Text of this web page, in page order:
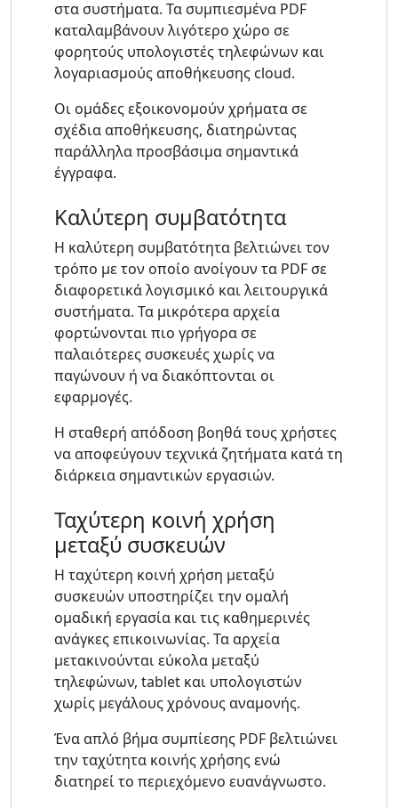
στα συστήματα. Τα συμπιεσμένα PDF
καταλαμβάνουν λιγότερο χώρο σε
φορητούς υπολογιστές τηλεφώνων και
λογαριασμούς αποθήκευσης cloud.
Οι ομάδες εξοικονομούν χρήματα σε
σχέδια αποθήκευσης, διατηρώντας
παράλληλα προσβάσιμα σημαντικά
έγγραφα.
Καλύτερη συμβατότητα
Η καλύτερη συμβατότητα βελτιώνει τον
τρόπο με τον οποίο ανοίγουν τα PDF σε
διαφορετικά λογισμικό και λειτουργικά
συστήματα. Τα μικρότερα αρχεία
φορτώνονται πιο γρήγορα σε
παλαιότερες συσκευές χωρίς να
παγώνουν ή να διακόπτονται οι
εφαρμογές.
Η σταθερή απόδοση βοηθά τους χρήστες
να αποφεύγουν τεχνικά ζητήματα κατά τη
διάρκεια σημαντικών εργασιών.
Ταχύτερη κοινή χρήση
μεταξύ συσκευών
Η ταχύτερη κοινή χρήση μεταξύ
συσκευών υποστηρίζει την ομαλή
ομαδική εργασία και τις καθημερινές
ανάγκες επικοινωνίας. Τα αρχεία
μετακινούνται εύκολα μεταξύ
τηλεφώνων, tablet και υπολογιστών
χωρίς μεγάλους χρόνους αναμονής.
Ένα απλό βήμα συμπίεσης PDF βελτιώνει
την ταχύτητα κοινής χρήσης ενώ
διατηρεί το περιεχόμενο ευανάγνωστο.